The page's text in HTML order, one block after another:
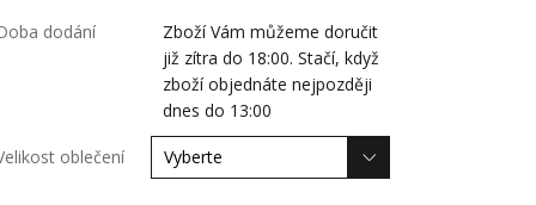
dodání
Zboží Vám můžeme doručit
již zítra do 18:00. Stačí, když
zboží objednáte nejpozději
dnes do 13:00
oblečení